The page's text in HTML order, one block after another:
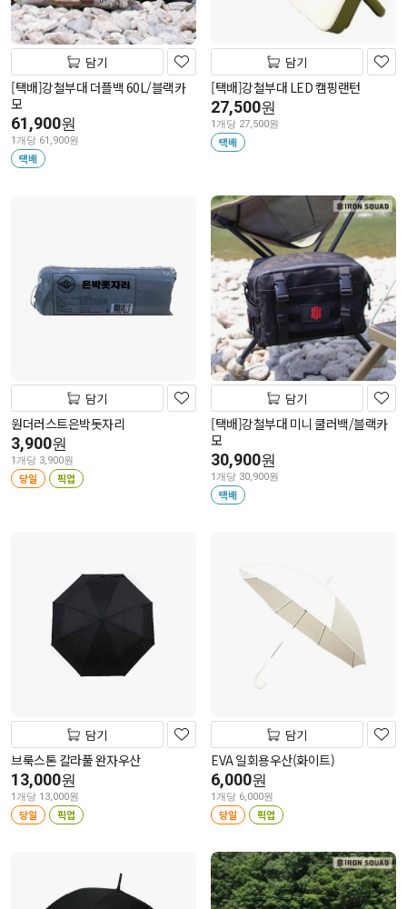
담기
[택배]강철부대 더플백 60L/블랙카
모
61,900원
1개당 61,900원
택배
담기
[택배]강철부대 LED 캠핑랜턴
27,500원
1개당 27,500원
택배
담기
원더러스트은박돗자리
3,900원
1개당 3,900원
당일 픽업
담기
[택배]강철부대 미니 쿨러백/블랙카
모
30,900원
1개당 30,900원
택배
담기
브룩스톤 칼라풀 완자우산
13,000원
1개당 13,000원
당일 픽업
담기
EVA 일회용우산(화이트)
6,000원
1개당 6,000원
당일 픽업